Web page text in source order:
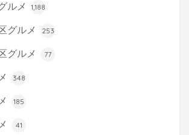
ルメ 1,188
グルメ 253
グルメ 77
348
185
41